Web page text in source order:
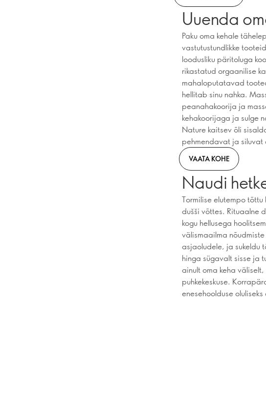
Uuenda
Paku oma kehale
vastutustundlikke
loodusliku päritoluga
rikastatud orgaanilise
mahaloputatavad
hellitab sinu nahka.
peanahakoorija ja
kehakoorijaga ja sulge
Nature kaitsev õli
pehmendavat ja
VAATA KOHE
Naudi
Tormilise elutempo
dušši võttes. Rituaalne
kogu hellusega
välismaailma
asjaoludele, ja sukeldu
hinga sügavalt sisse ja
ainult oma keha
puhkekeskuse.
enesehoolduse